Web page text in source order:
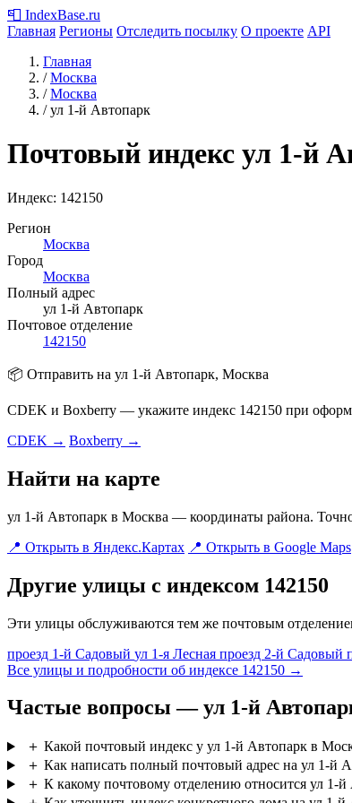
📮 IndexBase.ru
Главная Регионы Отследить посылку О проекте API
Главная
/ Москва
/ Москва
/ ул 1-й Автопарк
Почтовый индекс ул 1-й
Индекс: 142150
Регион
Москва
Город
Москва
Полный адрес
ул 1-й Автопарк
Почтовое отделение
142150
📦 Отправить на ул 1-й Автопарк, Москва
CDEK и Boxberry — укажите индекс 142150 при
CDEK → Boxberry →
Найти на карте
ул 1-й Автопарк в Москва — координаты района.
📍 Открыть в Яндекс.Картах 📍 Открыть в Google Maps
Другие улицы с индексом 142150
Эти улицы обслуживаются тем же почтовым
проезд 1-й Садовый ул 1-я Лесная проезд 2-й Садовый
Все улицы и подробности об индексе 142150 →
Частые вопросы — ул 1-й
＋ Какой почтовый индекс у ул 1-й Автопарк в
＋ Как написать полный почтовый адрес на ул 1-й
＋ К какому почтовому отделению относится ул 1-й